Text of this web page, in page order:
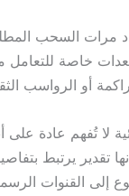
مرات السحب
خاصة للتعامل
أو الرواسب
لا تُفهم عادة
تقدير يرتبط
إلى القنوات